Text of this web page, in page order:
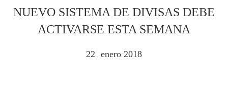
NUEVO SISTEMA DE DIVISAS DEBE
ACTIVARSE ESTA SEMANA
22 enero 2018